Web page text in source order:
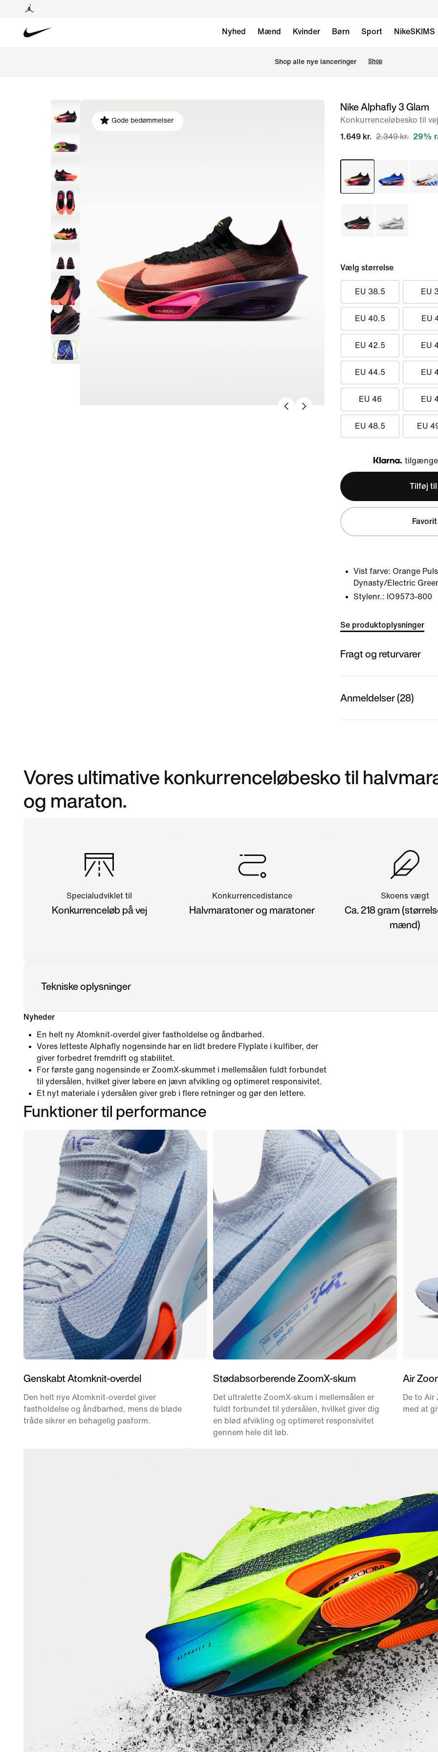
Nyhed Mænd Kvinder Børn Sport NikeSKIMS
Shop alle nye lanceringer Shop
billede
Gode bedømmelser
Nike Alphafly 3 Glam
Konkurrenceløbesko til
1.649 kr. 2.349 kr. 29%
Vælg størrelse
EU 38.5 EU
EU 40.5 EU
EU 42.5 EU
EU 44.5 EU
EU 46 EU
EU 48.5 EU
Klarna
Tilføj til
Favorit
Vist farve: Orange
Dynasty/Electric
Stylenr.: IO9573-800
Se produktoplysninger
Fragt og returvarer
Anmeldelser (28)
Vores ultimative konkurrenceløbesko til
og maraton.
Specialudviklet til
Konkurrenceløb på vej
Konkurrencedistance
Halvmaratoner og maratoner
Skoens vægt
Ca. 218 gram
mænd)
Tekniske oplysninger
Nyheder
En helt ny Atomknit-overdel giver fastholdelse og åndbarhed.
Vores letteste Alphafly nogensinde har en lidt bredere Flyplate i kulfiber, der
giver forbedret fremdrift og stabilitet.
For første gang nogensinde er ZoomX-skummet i mellemsålen fuldt forbundet
til ydersålen, hvilket giver løbere en jævn afvikling og optimeret responsivitet.
Et nyt materiale i ydersålen giver greb i flere retninger og gør den lettere.
Funktioner til performance
Genskabt Atomknit-overdel
Den helt nye Atomknit-overdel giver
fastholdelse og åndbarhed, mens de bløde
tråde sikrer en behagelig pasform.
Stødabsorberende ZoomX-skum
Det ultralette ZoomX-skum i mellemsålen er
fuldt forbundet til ydersålen, hvilket giver dig
en blød afvikling og optimeret responsivitet
gennem hele dit løb.
Air
De to
med at